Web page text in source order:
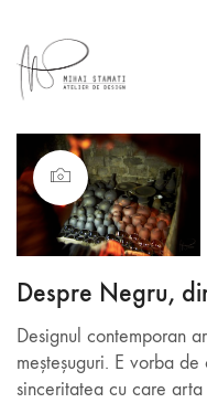
Despre Negru,
Designul contemporan
meșteșuguri. E vorba
sinceritatea cu care